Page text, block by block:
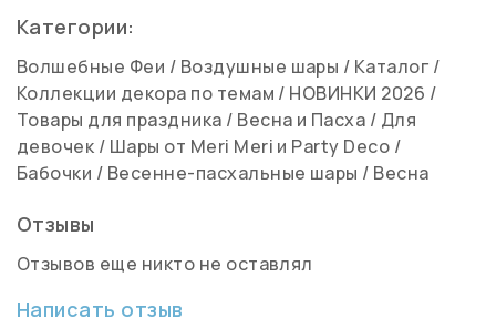
Категории:
Волшебные Феи / Воздушные шары / Каталог /
Коллекции декора по темам / НОВИНКИ 2026 /
Товары для праздника / Весна и Пасха / Для
девочек / Шары от Meri Meri и Party Deco /
Бабочки / Весенне-пасхальные шары / Весна
Отзывы
Отзывов еще никто не оставлял
Написать отзыв